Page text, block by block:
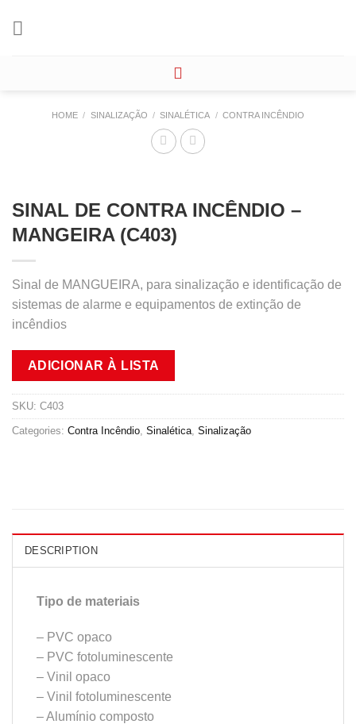
HOME / SINALIZAÇÃO / SINALÉTICA / CONTRA INCÊNDIO
SINAL DE CONTRA INCÊNDIO –
MANGEIRA (C403)
Sinal de MANGUEIRA, para sinalização e identificação de
sistemas de alarme e equipamentos de extinção de
incêndios
ADICIONAR À LISTA
SKU: C403
Categories: Contra Incêndio Sinalética Sinalização
DESCRIPTION
Tipo de materiais
– PVC opaco
– PVC fotoluminescente
– Vinil opaco
– Vinil fotoluminescente
– Alumínio composto